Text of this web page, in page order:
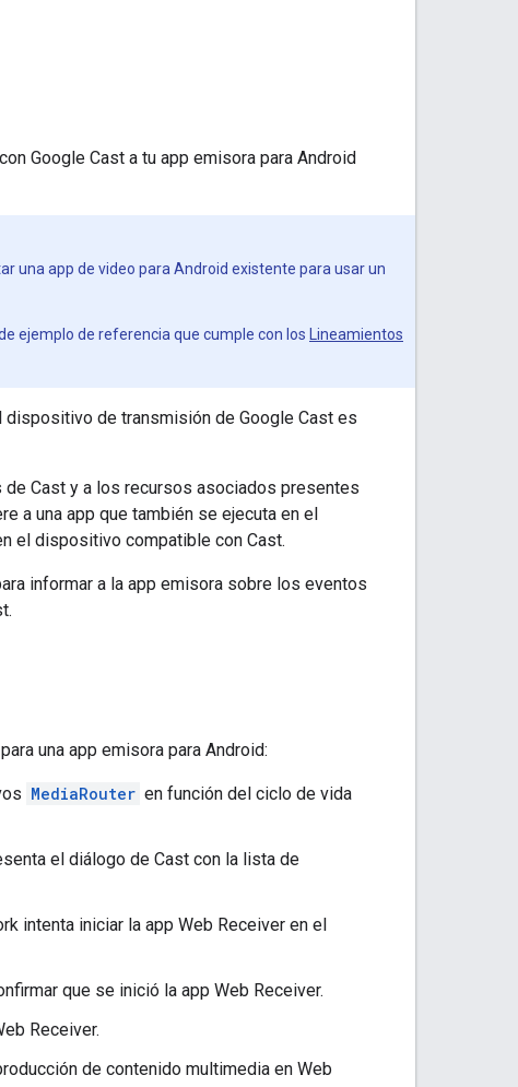
Google Cast a tu app emisora para Android
una app de video para Android existente para usar un
ejemplo de referencia que cumple con los
Lineamientos
de transmisión de Google Cast es
Cast y a los recursos asociados presentes
a una app que también se ejecuta en el
el dispositivo compatible con Cast.
informar a la app emisora sobre los eventos
una app emisora para Android:
MediaRouter en función del ciclo de vida
el diálogo de Cast con la lista de
intenta iniciar la app Web Receiver en el
que se inició la app Web Receiver.
Receiver.
de contenido multimedia en Web